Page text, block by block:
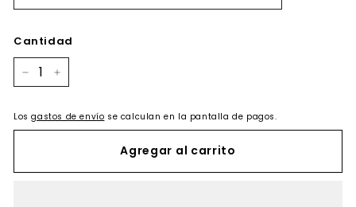
Cantidad
Losgastos de envío se calculan en la pantalla de pagos.
Agregar al carrito